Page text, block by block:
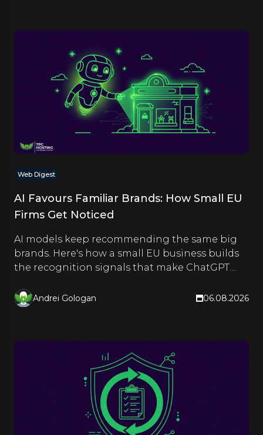
Web Digest
AI Favours Familiar Brands: How Small EU
Firms Get Noticed
AI models keep recommending the same big
brands. Here's how a small EU business builds
the recognition signals that make ChatGPT
Andrei Gologan 06.08.2026